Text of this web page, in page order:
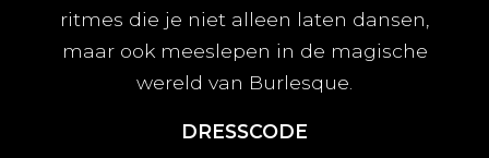
ritmes die je niet alleen laten dansen,
maar ook meeslepen in de magische
wereld van Burlesque.
DRESSCODE